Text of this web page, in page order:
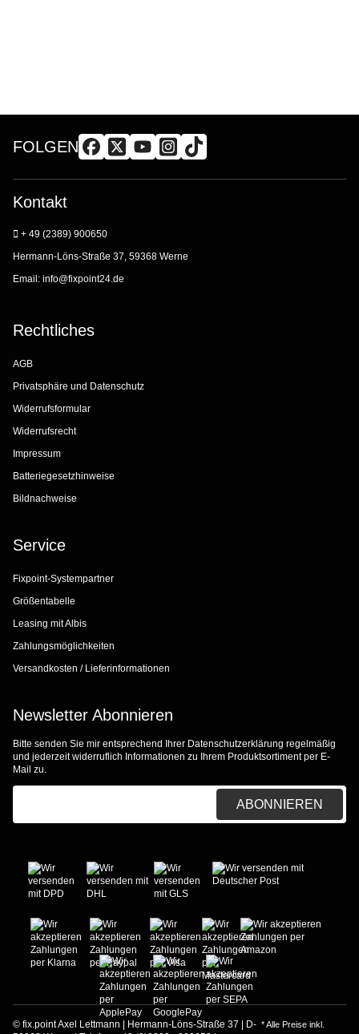
FOLGEN
Kontakt
+ 49 (2389) 900650
Hermann-Löns-Straße 37, 59368 Werne
Email: info@fixpoint24.de
Rechtliches
AGB
Privatsphäre und Datenschutz
Widerrufsformular
Widerrufsrecht
Impressum
Batteriegesetzhinweise
Bildnachweise
Service
Fixpoint-Systempartner
Größentabelle
Leasing mit Albis
Zahlungsmöglichkeiten
Versandkosten / Lieferinformationen
Newsletter Abonnieren
Bitte senden Sie mir entsprechend Ihrer Datenschutzerklärung regelmäßig
und jederzeit widerruflich Informationen zu Ihrem Produktsortiment per E-
Mail zu.
ABONNIEREN
© fix.point Axel Lettmann | Hermann-Löns-Straße 37 | D- * Alle Preise inkl.